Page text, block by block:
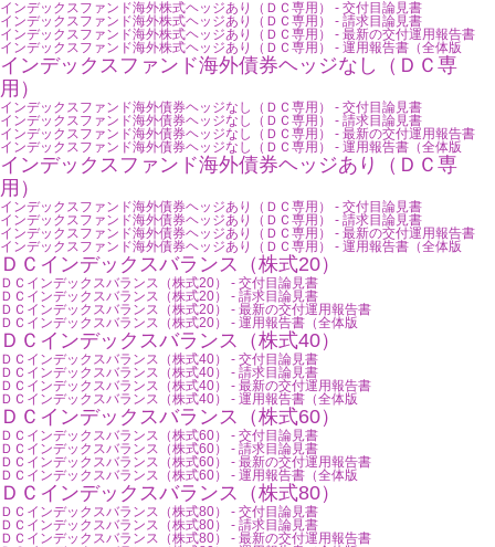
インデックスファンド海外株式ヘッジあり（ＤＣ専用） - 交付目論見書
インデックスファンド海外株式ヘッジあり（ＤＣ専用） - 請求目論見書
インデックスファンド海外株式ヘッジあり（ＤＣ専用） - 最新の交付運用報告書
インデックスファンド海外株式ヘッジあり（ＤＣ専用） - 運用報告書（全体版
インデックスファンド海外債券ヘッジなし（ＤＣ専
用）
インデックスファンド海外債券ヘッジなし（ＤＣ専用） - 交付目論見書
インデックスファンド海外債券ヘッジなし（ＤＣ専用） - 請求目論見書
インデックスファンド海外債券ヘッジなし（ＤＣ専用） - 最新の交付運用報告書
インデックスファンド海外債券ヘッジなし（ＤＣ専用） - 運用報告書（全体版
インデックスファンド海外債券ヘッジあり（ＤＣ専
用）
インデックスファンド海外債券ヘッジあり（ＤＣ専用） - 交付目論見書
インデックスファンド海外債券ヘッジあり（ＤＣ専用） - 請求目論見書
インデックスファンド海外債券ヘッジあり（ＤＣ専用） - 最新の交付運用報告書
インデックスファンド海外債券ヘッジあり（ＤＣ専用） - 運用報告書（全体版
ＤＣインデックスバランス（株式20）
ＤＣインデックスバランス（株式20） - 交付目論見書
ＤＣインデックスバランス（株式20） - 請求目論見書
ＤＣインデックスバランス（株式20） - 最新の交付運用報告書
ＤＣインデックスバランス（株式20） - 運用報告書（全体版
ＤＣインデックスバランス（株式40）
ＤＣインデックスバランス（株式40） - 交付目論見書
ＤＣインデックスバランス（株式40） - 請求目論見書
ＤＣインデックスバランス（株式40） - 最新の交付運用報告書
ＤＣインデックスバランス（株式40） - 運用報告書（全体版
ＤＣインデックスバランス（株式60）
ＤＣインデックスバランス（株式60） - 交付目論見書
ＤＣインデックスバランス（株式60） - 請求目論見書
ＤＣインデックスバランス（株式60） - 最新の交付運用報告書
ＤＣインデックスバランス（株式60） - 運用報告書（全体版
ＤＣインデックスバランス（株式80）
ＤＣインデックスバランス（株式80） - 交付目論見書
ＤＣインデックスバランス（株式80） - 請求目論見書
ＤＣインデックスバランス（株式80） - 最新の交付運用報告書